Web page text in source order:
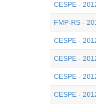
CESPE -
FMP-RS -
CESPE -
CESPE -
CESPE -
CESPE -